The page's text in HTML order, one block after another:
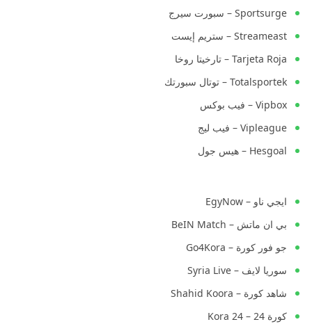
Sportsurge – سبورت سيرج
Streameast – ستريم إيست
Tarjeta Roja – تارخيتا روخا
Totalsportek – توتال سبورتك
Vipbox – فيب بوكس
Vipleague – فيب ليج
Hesgoal – هيس جول
ايجي ناو – EgyNow
بي ان ماتش – BeIN Match
جو فور كورة – Go4Kora
سوريا لايف – Syria Live
شاهد كورة – Shahid Koora
كورة 24 – Kora 24